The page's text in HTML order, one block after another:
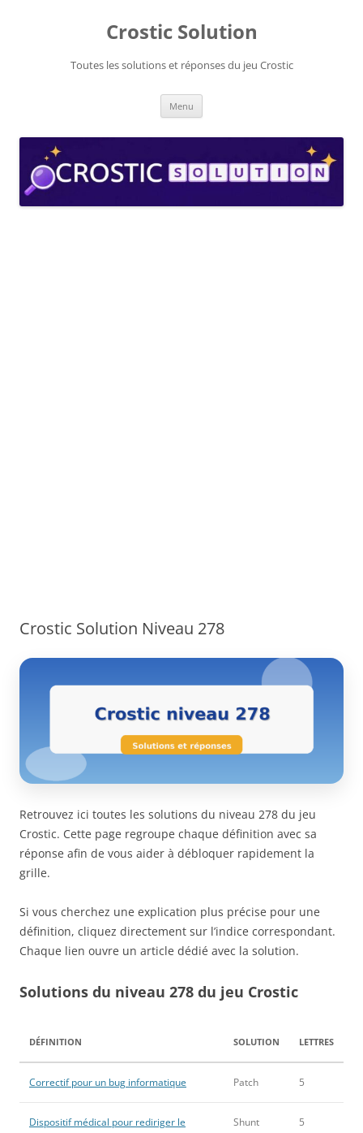
Crostic Solution
Toutes les solutions et réponses du jeu Crostic
Menu
Crostic Solution Niveau 278
Retrouvez ici toutes les solutions du niveau 278 du jeu
Crostic. Cette page regroupe chaque définition avec sa
réponse afin de vous aider à débloquer rapidement la
grille.
Si vous cherchez une explication plus précise pour une
définition, cliquez directement sur l’indice correspondant.
Chaque lien ouvre un article dédié avec la solution.
Solutions du niveau 278 du jeu Crostic
DÉFINITION SOLUTION LETTRES
Correctif pour un bug informatique Patch 5
Dispositif médical pour rediriger le
Shunt 5